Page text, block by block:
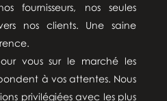
fournisseurs, nos seules
nos clients. Une saine
vous sur le marché les
à vos attentes. Nous
privilégiées avec les plus